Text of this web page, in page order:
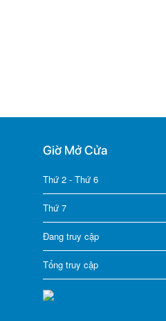
Giờ Mở Cửa
Thứ 2 - Thứ 6
Thứ 7
Đang truy cập
Tổng truy cập